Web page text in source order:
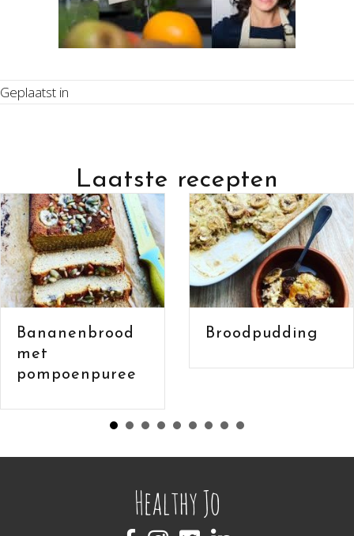
Geplaatst in
Laatste recepten
Broodpudding
Bananenbrood